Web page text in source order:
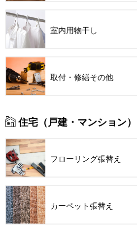
室内用物干し
取付・修繕その他
住宅（戸建・マンション）
フローリング張替え
カーペット張替え